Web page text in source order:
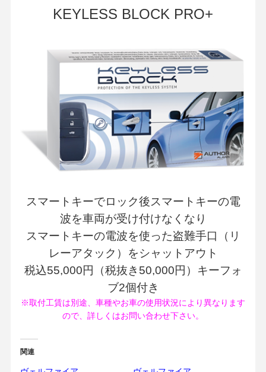
KEYLESS BLOCK PRO+
スマートキーでロック後スマートキーの電
波を車両が受け付けなくなり
スマートキーの電波を使った盗難手口（リ
レーアタック）をシャットアウト
税込55,000円（税抜き50,000円）キーフォ
ブ2個付き
※取付工賃は別途、車種やお車の使用状況により異なります
ので、詳しくはお問い合わせ下さい。
関連